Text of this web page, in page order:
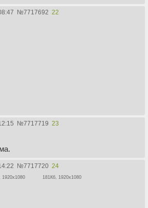
№7717692 22
№7717719 23
№7717720 24
1920x1080 181Кб, 1920x1080